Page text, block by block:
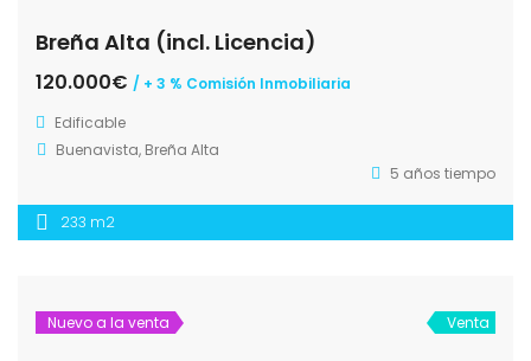
Breña Alta (incl. Licencia)
120.000€ / + 3 % Comisión Inmobiliaria
Edificable
Buenavista, Breña Alta
5 años tiempo
233 m2
Nuevo a la venta Venta